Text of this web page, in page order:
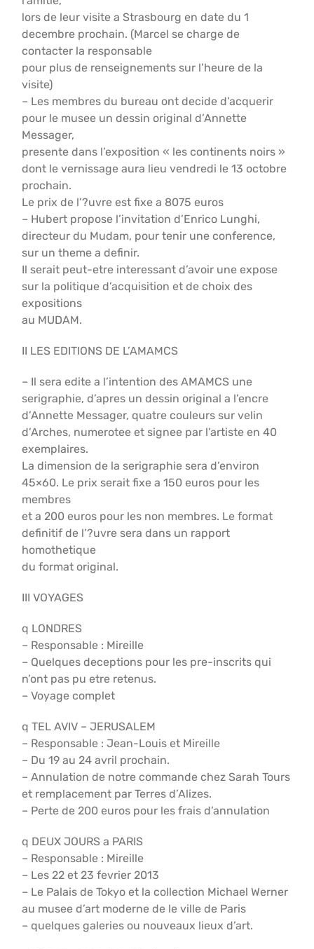
lors de leur visite a Strasbourg en date du 1
decembre prochain. (Marcel se charge de
contacter la responsable
pour plus de renseignements sur l’heure de la
visite)
– Les membres du bureau ont decide d’acquerir
pour le musee un dessin original d’Annette
Messager,
presente dans l’exposition « les continents noirs »
dont le vernissage aura lieu vendredi le 13 octobre
prochain.
Le prix de l’?uvre est fixe a 8075 euros
– Hubert propose l’invitation d’Enrico Lunghi,
directeur du Mudam, pour tenir une conference,
sur un theme a definir.
Il serait peut-etre interessant d’avoir une expose
sur la politique d’acquisition et de choix des
expositions
au MUDAM.
II LES EDITIONS DE L’AMAMCS
– Il sera edite a l’intention des AMAMCS une
serigraphie, d’apres un dessin original a l’encre
d’Annette Messager, quatre couleurs sur velin
d’Arches, numerotee et signee par l’artiste en 40
exemplaires.
La dimension de la serigraphie sera d’environ
45×60. Le prix serait fixe a 150 euros pour les
membres
et a 200 euros pour les non membres. Le format
definitif de l’?uvre sera dans un rapport
homothetique
du format original.
III VOYAGES
q LONDRES
– Responsable : Mireille
– Quelques deceptions pour les pre-inscrits qui
n’ont pas pu etre retenus.
– Voyage complet
q TEL AVIV – JERUSALEM
– Responsable : Jean-Louis et Mireille
– Du 19 au 24 avril prochain.
– Annulation de notre commande chez Sarah Tours
et remplacement par Terres d’Alizes.
– Perte de 200 euros pour les frais d’annulation
q DEUX JOURS a PARIS
– Responsable : Mireille
– Les 22 et 23 fevrier 2013
– Le Palais de Tokyo et la collection Michael Werner
au musee d’art moderne de le ville de Paris
– quelques galeries ou nouveaux lieux d’art.